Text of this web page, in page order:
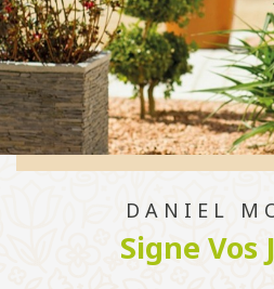
DANIEL
Signe Vos